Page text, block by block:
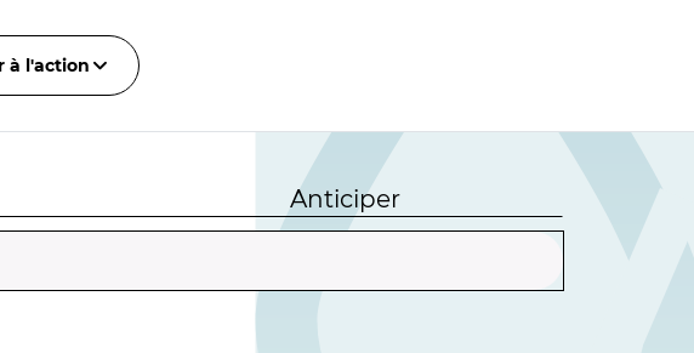
à l'action
Anticiper